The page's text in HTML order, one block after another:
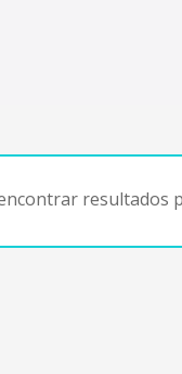
resultados